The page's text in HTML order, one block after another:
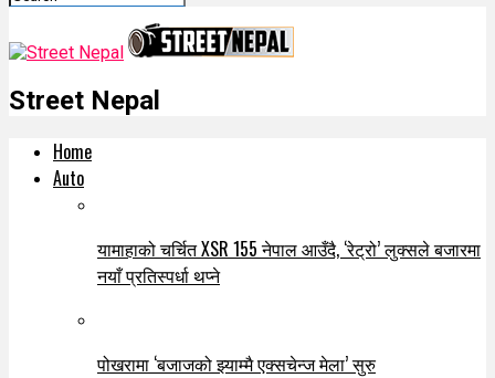
Street Nepal
Home
Auto
यामाहाको चर्चित XSR 155 नेपाल आउँदै, ‘रेट्रो’ लुक्सले बजारमा
नयाँ प्रतिस्पर्धा थप्ने
पोखरामा ‘बजाजको झ्याम्मै एक्सचेन्ज मेला’ सुरु